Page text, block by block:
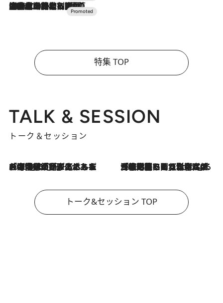
2026.7.10
NEW OPEN！【界 草津】名湯の地に誕生。趣の異なる2種の温泉と上州ならではの会席・蕎麦割烹など美食を味わう究極の癒やし旅
特集 TOP
TALK & SESSION
トーク＆セッション
2026.8.3
「今後値上げがあるとすれば…」「リスクがあるのは今年の冬」エネルギー専門家が語る、ホルムズ海峡封鎖が家庭にもたらす“ある心配” 2026.8.3
「住宅建てられない…」「サーチャージ料の高値が続いている」ホルムズ海峡封鎖による影響はいつまで続く？《エネルギー専門家に聞く“どうなる日本の暮らし”》
トーク&セッション TOP